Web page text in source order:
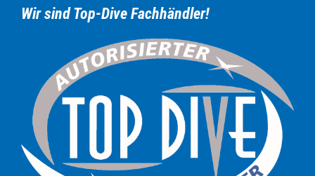
Wir sind Top-Dive Fachhändler!